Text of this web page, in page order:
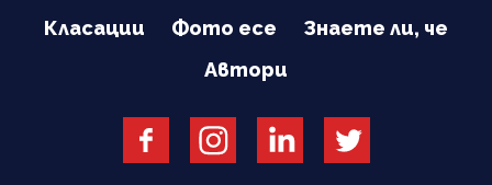
Класации
Фото есе
Знаете ли, че
Автори